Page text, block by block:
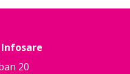
Infosare
20